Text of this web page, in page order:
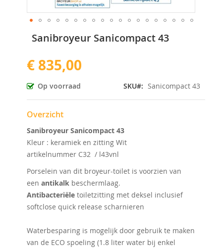
Sanibroyeur Sanicompact 43
€ 835,00
Op voorraad SKU Sanicompact 43
Overzicht
Sanibroyeur Sanicompact 43
Kleur : keramiek en zitting Wit
artikelnummer C32 / l43vnl
Porselein van dit broyeur-toilet is voorzien van
een antikalk beschermlaag.
Antibacteriële toiletzitting met deksel inclusief
softclose quick release scharnieren
Waterbesparing is mogelijk door gebruik te maken
van de ECO spoeling (1.8 liter water bij enkel
naar
begin
van
de
afbeeldingen-
gallerij